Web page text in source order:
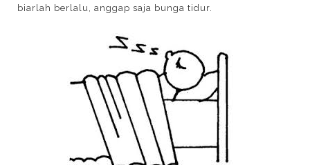
biarlah berlalu, anggap saja bunga tidur.